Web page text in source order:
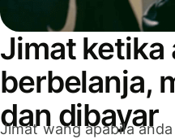
Jimat ketika
berbelanja,
dan dibayar
Jimat wang apabila